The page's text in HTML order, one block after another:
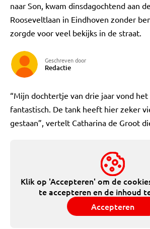
naar Son, kwam dinsdagochtend aan
Rooseveltlaan in Eindhoven zonder
zorgde voor veel bekijks in de straat.
Geschreven door
Redactie
“Mijn dochtertje van drie jaar vond
fantastisch. De tank heeft hier zeker
gestaan”, vertelt Catharina de Groot
Klik op 'Accepteren' om de
te accepteren en de inhoud
Accepteren